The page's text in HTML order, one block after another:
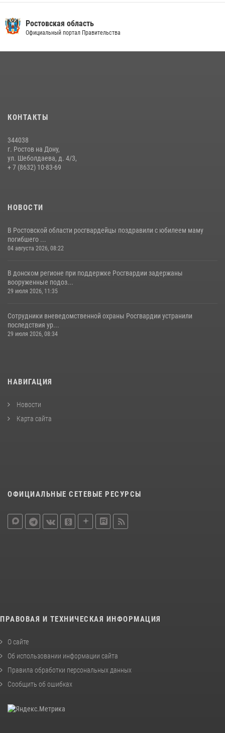
продажи
13 июля 2026, 10:22
В донской столице Росгвардия приняла участие в оперативно-
профилактических мероприятиях в районе рынков «Темерник»
27 июля 2026, 12:35
Ростовская область
Официальный портал Правительства
КОНТАКТЫ
344038
г. Ростов на Дону,
ул. Шеболдаева, д. 4/3,
+ 7 (8632) 10-83-69
НОВОСТИ
В Ростовской области росгвардейцы поздравили с юбилеем маму
погибшего ...
04 августа 2026, 08:22
В донском регионе при поддержке Росгвардии задержаны
вооруженные подоз...
29 июля 2026, 11:35
Сотрудники вневедомственной охраны Росгвардии устранили
последствия ур...
29 июля 2026, 08:34
НАВИГАЦИЯ
Новости
Карта сайта
ОФИЦИАЛЬНЫЕ СЕТЕВЫЕ РЕСУРСЫ
ПРАВОВАЯ И ТЕХНИЧЕСКАЯ ИНФОРМАЦИЯ
О сайте
Об использовании информации сайта
Правила обработки персональных данных
Сообщить об ошибках